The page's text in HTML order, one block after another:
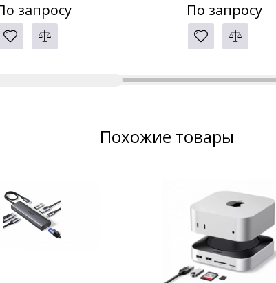
запросу По запросу
Похожие товары